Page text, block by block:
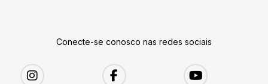
Conecte-se conosco nas redes sociais